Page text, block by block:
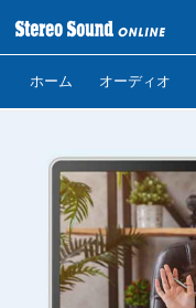
ホーム オーディオ